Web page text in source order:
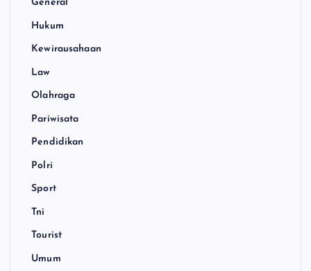
General
Hukum
Kewirausahaan
Law
Olahraga
Pariwisata
Pendidikan
Polri
Sport
Tni
Tourist
Umum